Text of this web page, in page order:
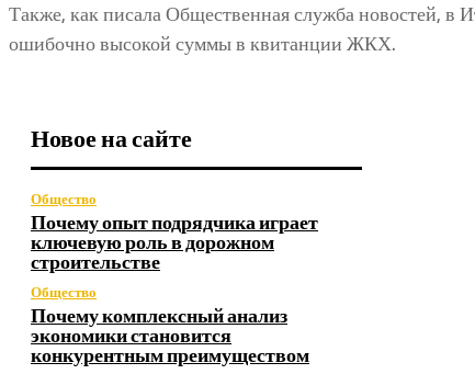
Также, как писала Общественная служба новостей, в
ошибочно высокой суммы в квитанции ЖКХ.
Новое на сайте
Общество
Почему опыт подрядчика играет
ключевую роль в дорожном
строительстве
Общество
Почему комплексный анализ
экономики становится
конкурентным преимуществом